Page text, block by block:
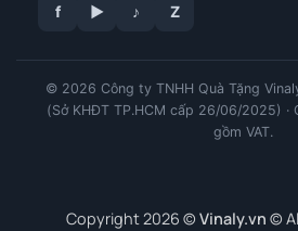
f ▶ ♪ Z
© 2026 Công ty TNHH Quà Tặng
(Sở KHĐT TP.HCM cấp 26/06/2025) ·
gồm VAT.
Copyright 2026 © Vinaly.vn ©